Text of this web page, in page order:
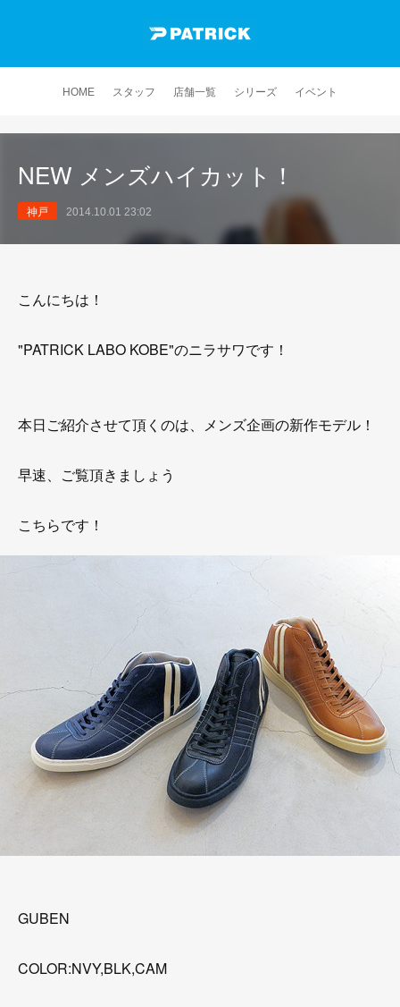
HOME スタッフ 店舗一覧 シリーズ イベント
NEW メンズハイカット！
神戸 2014.10.01 23:02
こんにちは！
"PATRICK LABO KOBE"のニラサワです！
本日ご紹介させて頂くのは、メンズ企画の新作モデル！
早速、ご覧頂きましょう
こちらです！
GUBEN
COLOR:NVY,BLK,CAM